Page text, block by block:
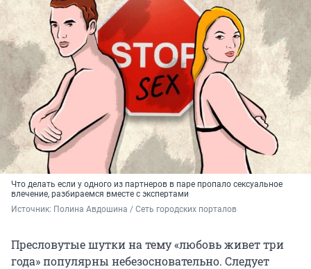
Что делать если у одного из партнеров в паре пропало сексуальное
влечение, разбираемся вместе с экспертами
Источник: Полина Авдошина / Сеть городских порталов
Пресловутые шутки на тему «любовь живет три
года» популярны небезосновательно. Следует